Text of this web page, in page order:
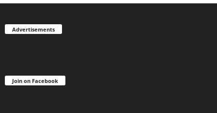
Advertisements
Join on Facebook